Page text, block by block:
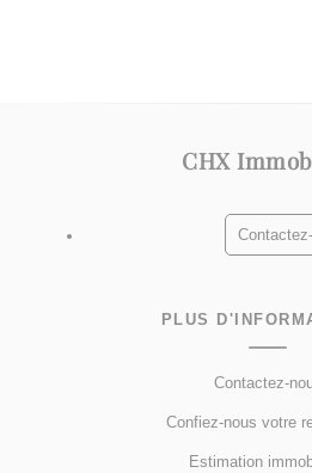
CHX
PLUS
Contactez-
Confiez-nous votre
Estimation